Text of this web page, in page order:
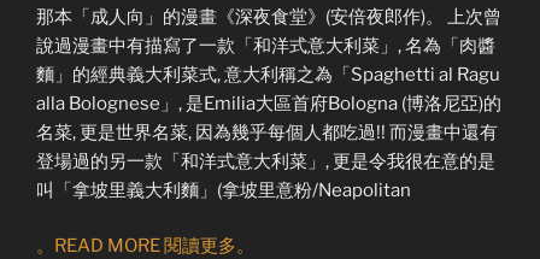
那本「成人向」的漫畫《深夜食堂》(安倍夜郎作)。 上次曾
說過漫畫中有描寫了一款「和洋式意大利菜」, 名為「肉醬
麵」的經典義大利菜式, 意大利稱之為「Spaghetti al Ragu
alla Bolognese」, 是Emilia大區首府Bologna (博洛尼亞)的
名菜, 更是世界名菜, 因為幾乎每個人都吃過!! 而漫畫中還有
登場過的另一款「和洋式意大利菜」, 更是令我很在意的是
叫「拿坡里義大利麵」(拿坡里意粉/Neapolitan
。READ MORE 閱讀更多。